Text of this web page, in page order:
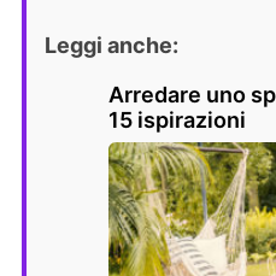
Leggi anche:
Arredare uno
15 ispirazioni